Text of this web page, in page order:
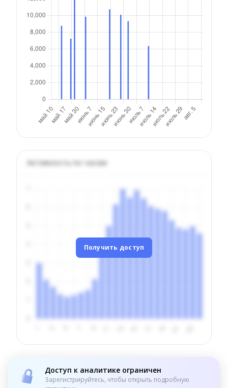
Активность по часам
Получить доступ
Доступ к аналитике ограничен
Зарегистрируйтесь, чтобы открыть подробную